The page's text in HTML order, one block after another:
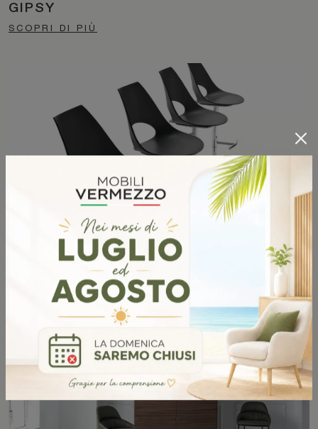
GIPSY
SCOPRI DI PIÙ
SHARK SGABELLO
SCOPRI DI PIÙ